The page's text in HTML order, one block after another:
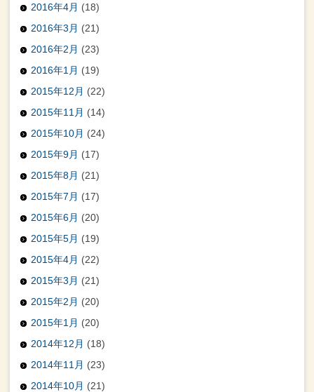
2016年4月 (18)
2016年3月 (21)
2016年2月 (23)
2016年1月 (19)
2015年12月 (22)
2015年11月 (14)
2015年10月 (24)
2015年9月 (17)
2015年8月 (21)
2015年7月 (17)
2015年6月 (20)
2015年5月 (19)
2015年4月 (22)
2015年3月 (21)
2015年2月 (20)
2015年1月 (20)
2014年12月 (18)
2014年11月 (23)
2014年10月 (21)